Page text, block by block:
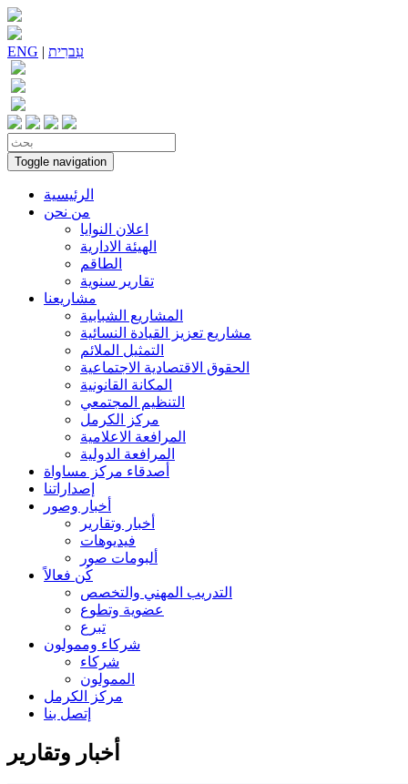
ENG | עִברִית
Toggle navigation
الرئيسية
من نحن
اعلان النوايا
الهيئة الادارية
الطاقم
تقارير سنوية
مشاريعنا
المشاريع الشبابية
مشاريع تعزيز القيادة النسائية
التمثيل الملائم
الحقوق الاقتصادية الاجتماعية
المكانة القانونية
التنظيم المجتمعي
مركز الكرمل
المرافعة الاعلامية
المرافعة الدولية
أصدقاء مركز مساواة
إصداراتنا
أخبار وصور
أخبار وتقارير
فيديوهات
ألبومات صور
كُن فعالاً
التدريب المهني والتخصص
عضوية وتطوع
تبرع
شركاء وممولون
شركاء
الممولون
مركز الكرمل
إتصل بنا
أخبار وتقارير